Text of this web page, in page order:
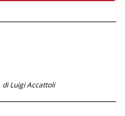
di Luigi Accattoli